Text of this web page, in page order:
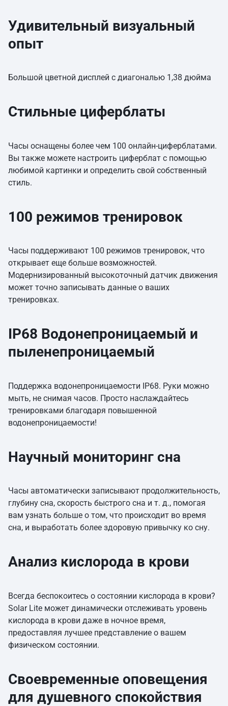
Удивительный визуальный
опыт
Большой цветной дисплей с диагональю 1,38 дюйма
Стильные циферблаты
Часы оснащены более чем 100 онлайн-циферблатами.
Вы также можете настроить циферблат с помощью
любимой картинки и определить свой собственный
стиль.
100 режимов тренировок
Часы поддерживают 100 режимов тренировок, что
открывает еще больше возможностей.
Модернизированный высокоточный датчик движения
может точно записывать данные о ваших
тренировках.
IP68 Водонепроницаемый и
пыленепроницаемый
Поддержка водонепроницаемости IP68. Руки можно
мыть, не снимая часов. Просто наслаждайтесь
тренировками благодаря повышенной
водонепроницаемости!
Научный мониторинг сна
Часы автоматически записывают продолжительность,
глубину сна, скорость быстрого сна и т. д., помогая
вам узнать больше о том, что происходит во время
сна, и выработать более здоровую привычку ко сну.
Анализ кислорода в крови
Всегда беспокоитесь о состоянии кислорода в крови?
Solar Lite может динамически отслеживать уровень
кислорода в крови даже в ночное время,
предоставляя лучшее представление о вашем
физическом состоянии.
Своевременные оповещения
для душевного спокойствия